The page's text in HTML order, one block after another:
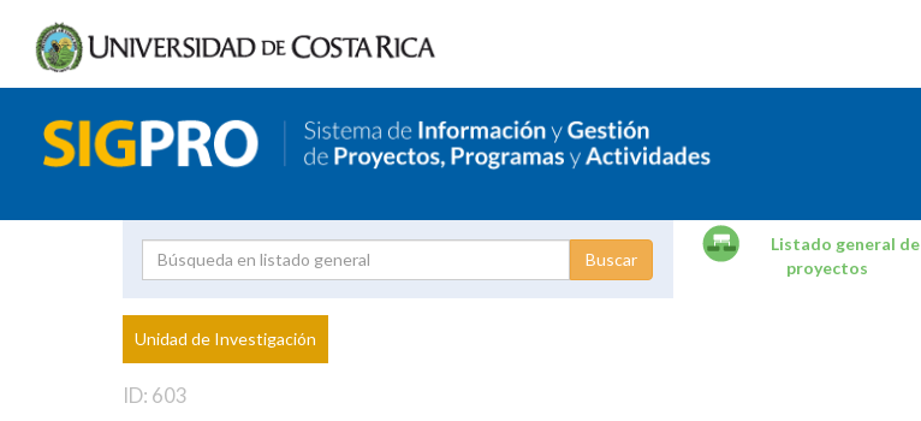
Proyecto
Investigador
Listado general de
proyectos
Unidad de Investigación
ID: 603